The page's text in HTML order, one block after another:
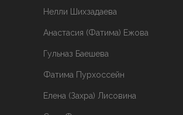
Нелли Шихзадаева
Анастасия (Фатима) Ежова
Гульназ Баешева
Фатима Пурхоссейн
Елена (Захра) Лисовина